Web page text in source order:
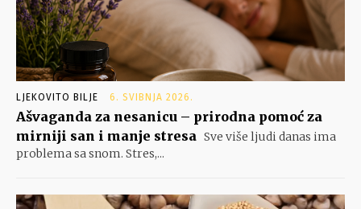
LJEKOVITO BILJE 6. SVIBNJA 2026.
Ašvaganda za nesanicu – prirodna pomoć za
mirniji san i manje stresa Sve više ljudi danas ima
problema sa snom. Stres,...